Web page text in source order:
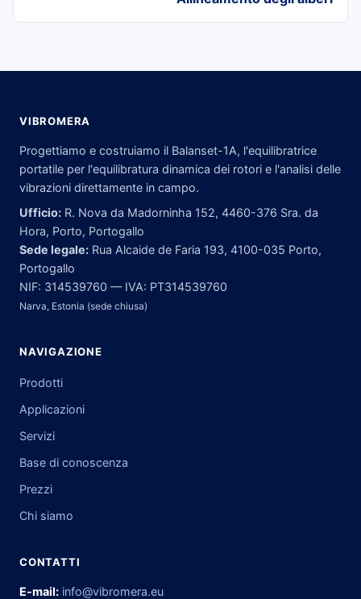
VIBROMERA
Progettiamo e costruiamo il Balanset-1A, l'equilibratrice
portatile per l'equilibratura dinamica dei rotori e l'analisi delle
vibrazioni direttamente in campo.
Ufficio: R. Nova da Madorninha 152, 4460-376 Sra. da
Hora, Porto, Portogallo
Sede legale: Rua Alcaide de Faria 193, 4100-035 Porto,
Portogallo
NIF: 314539760 — IVA: PT314539760
Narva, Estonia (sede chiusa)
NAVIGAZIONE
Prodotti
Applicazioni
Servizi
Base di conoscenza
Prezzi
Chi siamo
CONTATTI
E-mail: info@vibromera.eu